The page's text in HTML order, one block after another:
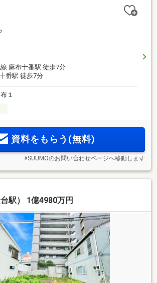
2
麻布十番駅 徒歩7分
番駅 徒歩7分
１
資料をもらう(無料)
※SUUMOのお問い合わせページへ移動します
駅） 1億4980万円